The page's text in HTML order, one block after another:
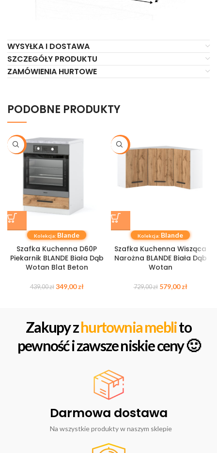
WYSYŁKA I DOSTAWA
SZCZEGÓŁY PRODUKTU
ZAMÓWIENIA HURTOWE
PODOBNE PRODUKTY
-21%
Kolekcja: Blande
Szafka Kuchenna D60P
Piekarnik BLANDE Biała Dąb
Wotan Blat Beton
439,00zł 349,00zł
-21%
Kolekcja: Blande
Szafka Kuchenna Wisząca
Narożna BLANDE Biała Dąb
Wotan
729,00zł 579,00zł
Zakupy zhurtownia meblito
pewność i zawsze niskie ceny 🙂
Darmowa dostawa
Na wszystkie produkty w naszym sklepie